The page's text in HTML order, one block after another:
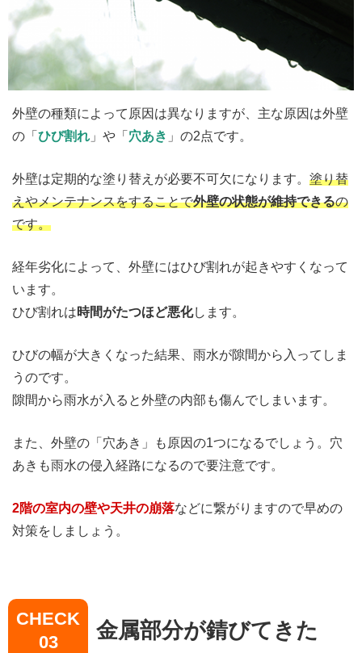
外壁の種類によって原因は異なりますが、主な原因は外壁
の「 ひび割れ 」や「 穴あき 」の2点です。
外壁は定期的な塗り替えが必要不可欠になります。 塗り替
えやメンテナンスをすることで外壁の状態が維持できるの
です。
経年劣化によって、外壁にはひび割れが起きやすくなって
います。
ひび割れは時間がたつほど悪化します。
ひびの幅が大きくなった結果、雨水が隙間から入ってしま
うのです。
隙間から雨水が入ると外壁の内部も傷んでしまいます。
また、外壁の「穴あき」も原因の1つになるでしょう。穴
あきも雨水の侵入経路になるので要注意です。
2階の室内の壁や天井の崩落などに繋がりますので早めの
対策をしましょう。
CHECK
03
金属部分が錆びてきた